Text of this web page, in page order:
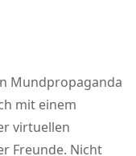
Mundpropaganda
mit einem
virtuellen
Freunde. Nicht